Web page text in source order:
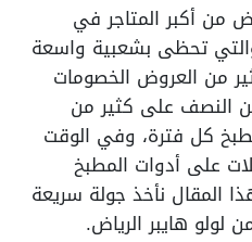
من أكبر المتاجر في
تحظى بشعبية واسعة
من العروض الخصومات
النصف على كثير من
كل فترة، وفي الوقت
على أدوات المطبخ
المقال نأخذ جولة سريعة
لولو هايبر الرياض.